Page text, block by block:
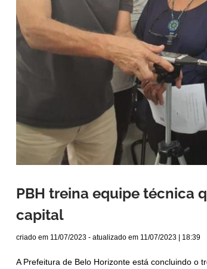
PBH treina equipe técnica
capital
criado em 11/07/2023 - atualizado em 11/07/2023 | 18:39
A Prefeitura de Belo Horizonte está concluindo o